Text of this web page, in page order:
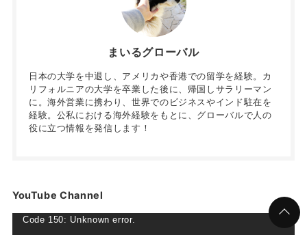
まいるグローバル
日本の大学を中退し、アメリカや香港での留学を経験。カ
リフォルニアの大学を卒業した後に、帰国しサラリーマン
に。海外営業に携わり、世界でのビジネスやインド駐在を
経験。公私における海外経験をもとに、グローバルで人の
役に立つ情報を発信します！
YouTube Channel
動Code 150: Unknown error.